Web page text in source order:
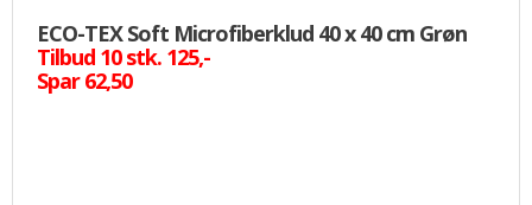
ECO-TEX Soft Microfiberklud 40 x 40 cm Grøn
Tilbud 10 stk. 125,-
Spar 62,50